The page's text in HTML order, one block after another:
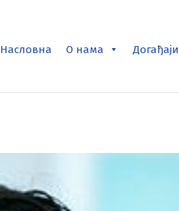
Насловна О нама Догађаји